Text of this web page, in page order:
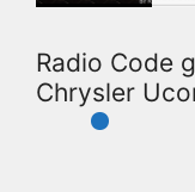
Radio Code
Chrysler